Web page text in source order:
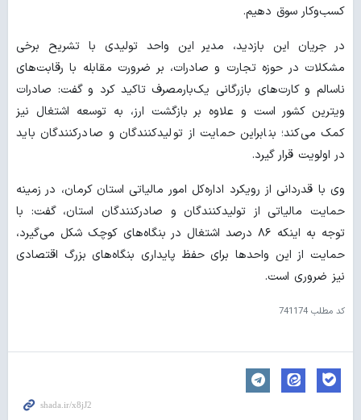
کسب‌وکار سوق دهیم.
در جریان این بازدید، مدیر این واحد تولیدی با تشریح برخی
مشکلات در حوزه تجارت و صادرات، بر ضرورت مقابله با رقابت‌های
ناسالم و کارت‌های بازرگانی یک‌بارمصرف تاکید کرد و گفت: صادرات
ویترین کشور است و علاوه بر بازگشت ارز، به توسعه اشتغال نیز
کمک می‌کند؛ بنابراین حمایت از تولیدکنندگان و صادرکنندگان باید
در اولویت قرار گیرد.
وی با قدردانی از رویکرد اداره‌کل امور مالیاتی استان کرمان، در زمینه
حمایت مالیاتی از تولیدکنندگان و صادرکنندگان استان، گفت: با
توجه به اینکه ۸۶ درصد اشتغال در بنگاه‌های کوچک شکل می‌گیرد،
حمایت از این واحدها برای حفظ پایداری بنگاه‌های بزرگ اقتصادی
نیز ضروری است.
کد مطلب 741174